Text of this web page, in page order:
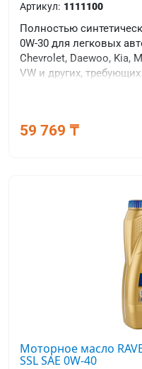
Артикул: 1111100
Полностью
0W-30 для легковых
Chevrolet, Daewoo, Kia,
VW и других,
59 769 ₸
Моторное масло
SSL SAE 0W-40